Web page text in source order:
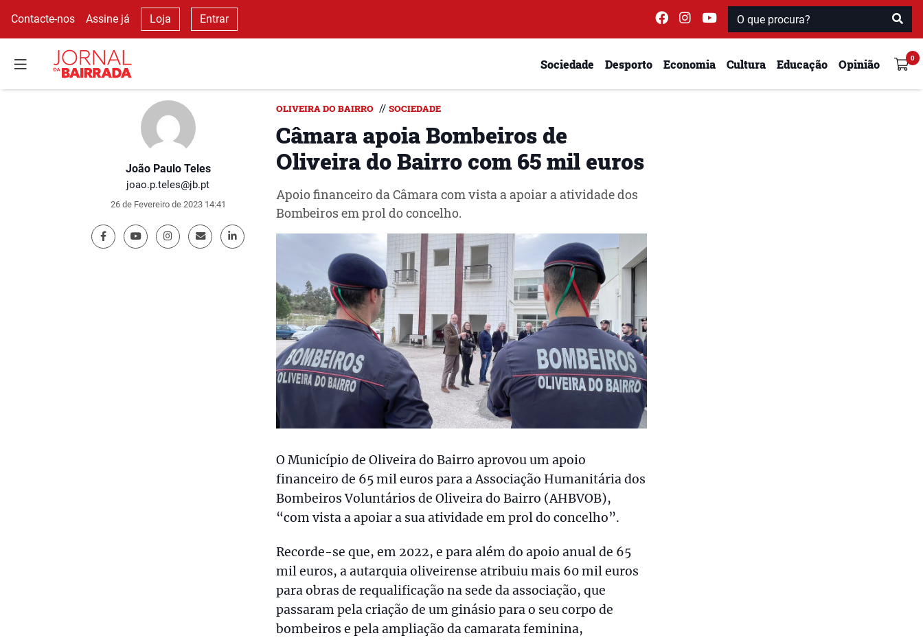
Contacte-nos Assine já Loja Entrar
Sociedade Desporto Economia Cultura Educação Opinião
João Paulo Teles
joao.p.teles@jb.pt
26 de Fevereiro de 2023 14:41
OLIVEIRA DO BAIRRO // SOCIEDADE
Câmara apoia Bombeiros de
Oliveira do Bairro com 65 mil euros
Apoio financeiro da Câmara com vista a apoiar a atividade dos
Bombeiros em prol do concelho.
O Município de Oliveira do Bairro aprovou um apoio
financeiro de 65 mil euros para a Associação Humanitária dos
Bombeiros Voluntários de Oliveira do Bairro (AHBVOB),
“com vista a apoiar a sua atividade em prol do concelho”.
Recorde-se que, em 2022, e para além do apoio anual de 65
mil euros, a autarquia oliveirense atribuiu mais 60 mil euros
para obras de requalificação na sede da associação, que
passaram pela criação de um ginásio para o seu corpo de
bombeiros e pela ampliação da camarata feminina,